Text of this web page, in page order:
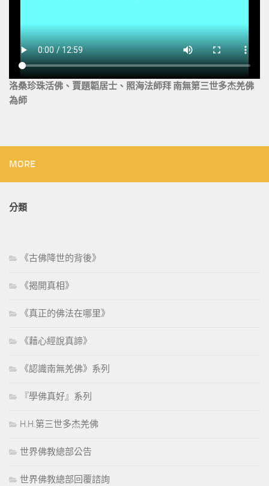
洛桑珍珠活佛、賈題韜居士、照海法師拜 南無第三世多杰羌佛
為師
MORE
分類
《古佛降世的背後》
《揭開真相》
《真正的佛法在哪里》
《藉心經說真諦》
《認識南無羌佛》系列
『學佛真好』系列
H.H.第三世多杰羌佛
世界佛教總部公告
世界佛教總部回覆諮詢